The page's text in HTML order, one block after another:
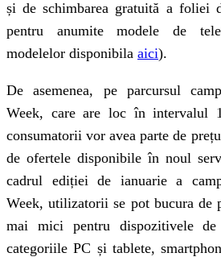
și de schimbarea gratuită a foliei
pentru anumite modele de
modelelor disponibila aici).
De asemenea, pe parcursul
Week, care are loc în intervalul
consumatorii vor avea parte de
de ofertele disponibile în noul
cadrul ediției de ianuarie a
Week, utilizatorii se pot bucura de
mai mici pentru dispozitivele
categoriile PC și tablete,